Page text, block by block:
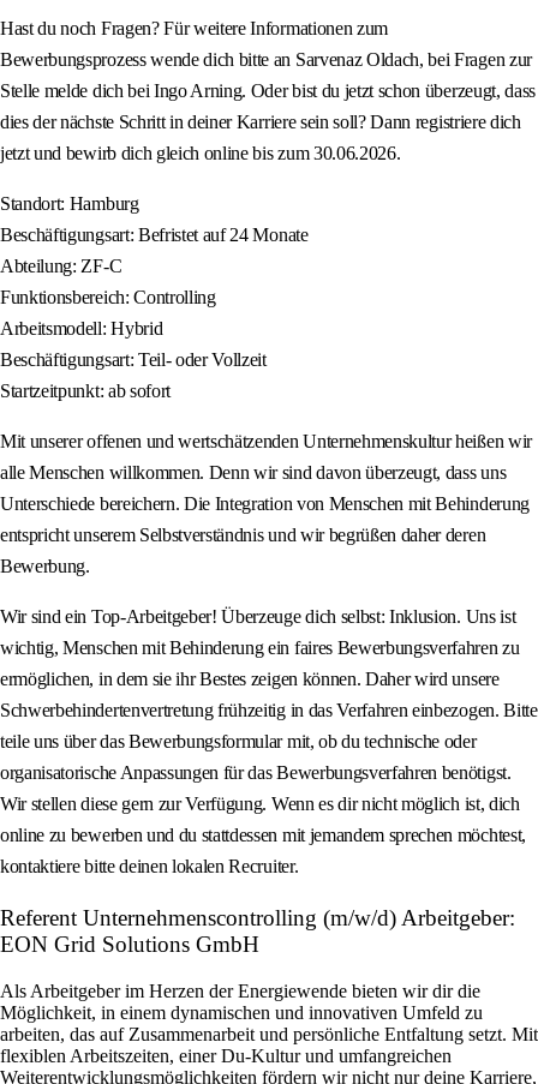
Hast du noch Fragen? Für weitere Informationen zum
Bewerbungsprozess wende dich bitte an Sarvenaz Oldach, bei Fragen zur
Stelle melde dich bei Ingo Arning. Oder bist du jetzt schon überzeugt, dass
dies der nächste Schritt in deiner Karriere sein soll? Dann registriere dich
jetzt und bewirb dich gleich online bis zum 30.06.2026.
Standort: Hamburg
Beschäftigungsart: Befristet auf 24 Monate
Abteilung: ZF-C
Funktionsbereich: Controlling
Arbeitsmodell: Hybrid
Beschäftigungsart: Teil- oder Vollzeit
Startzeitpunkt: ab sofort
Mit unserer offenen und wertschätzenden Unternehmenskultur heißen wir
alle Menschen willkommen. Denn wir sind davon überzeugt, dass uns
Unterschiede bereichern. Die Integration von Menschen mit Behinderung
entspricht unserem Selbstverständnis und wir begrüßen daher deren
Bewerbung.
Wir sind ein Top-Arbeitgeber! Überzeuge dich selbst: Inklusion. Uns ist
wichtig, Menschen mit Behinderung ein faires Bewerbungsverfahren zu
ermöglichen, in dem sie ihr Bestes zeigen können. Daher wird unsere
Schwerbehindertenvertretung frühzeitig in das Verfahren einbezogen. Bitte
teile uns über das Bewerbungsformular mit, ob du technische oder
organisatorische Anpassungen für das Bewerbungsverfahren benötigst.
Wir stellen diese gern zur Verfügung. Wenn es dir nicht möglich ist, dich
online zu bewerben und du stattdessen mit jemandem sprechen möchtest,
kontaktiere bitte deinen lokalen Recruiter.
Referent Unternehmenscontrolling (m/w/d) Arbeitgeber:
EON Grid Solutions GmbH
Als Arbeitgeber im Herzen der Energiewende bieten wir dir die
Möglichkeit, in einem dynamischen und innovativen Umfeld zu
arbeiten, das auf Zusammenarbeit und persönliche Entfaltung setzt. Mit
flexiblen Arbeitszeiten, einer Du-Kultur und umfangreichen
Weiterentwicklungsmöglichkeiten fördern wir nicht nur deine Karriere,